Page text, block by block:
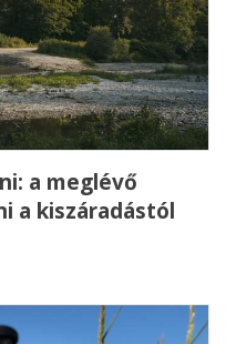
a meglévő
a kiszáradástól